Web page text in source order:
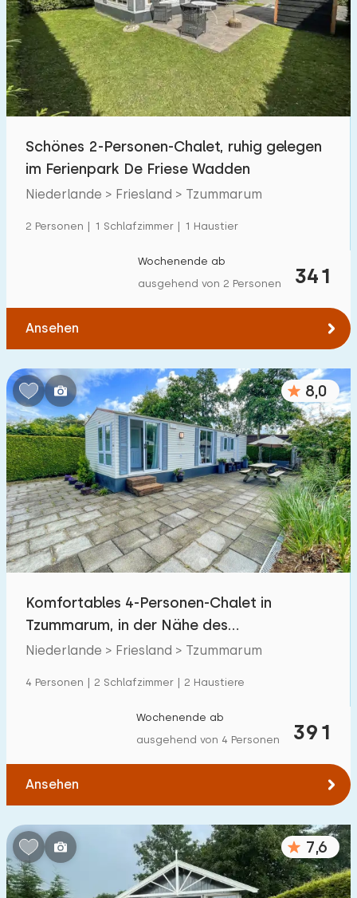
0,2 0,5 1 2 5
Unterkunft
Im Ferienpark
Einfamilienhaus
Ferienbauernhof
Tiny house
Kinderfreundlich
Kindermöbel 2
Eingezäunter Garten 3
Spielgeräte im Garten 0
Hallenbad 0
Freibad 5
Kinderanimation
Kindereinrichtungen im Park
Zugänglichkeit
Eingeschränkte Mobilität
Rollstuhlgerecht
Hilfsmittel
Schönes 2-Personen-Chalet, ruhig gelegen
im Ferienpark De Friese Wadden
Niederlande > Friesland > Tzummarum
2 Personen | 1 Schlafzimmer | 1 Haustier
341
Wochenende ab
ausgehend von 2 Personen
Ansehen
8,0
Komfortables 4-Personen-Chalet in
Tzummarum, in der Nähe des
Wattenmeeres
Niederlande > Friesland > Tzummarum
4 Personen | 2 Schlafzimmer | 2 Haustiere
391
Wochenende ab
ausgehend von 4 Personen
Ansehen
7,6